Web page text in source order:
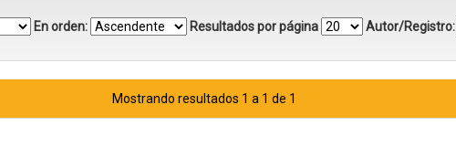
En orden: Resultados por página Autor/Registro:
Mostrando resultados 1 a 1 de 1